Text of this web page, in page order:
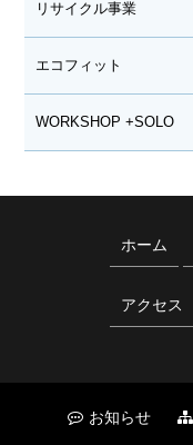
リサイクル事業
エコフィット
WORKSHOP +SOLO
ホーム
アクセス
お知らせ